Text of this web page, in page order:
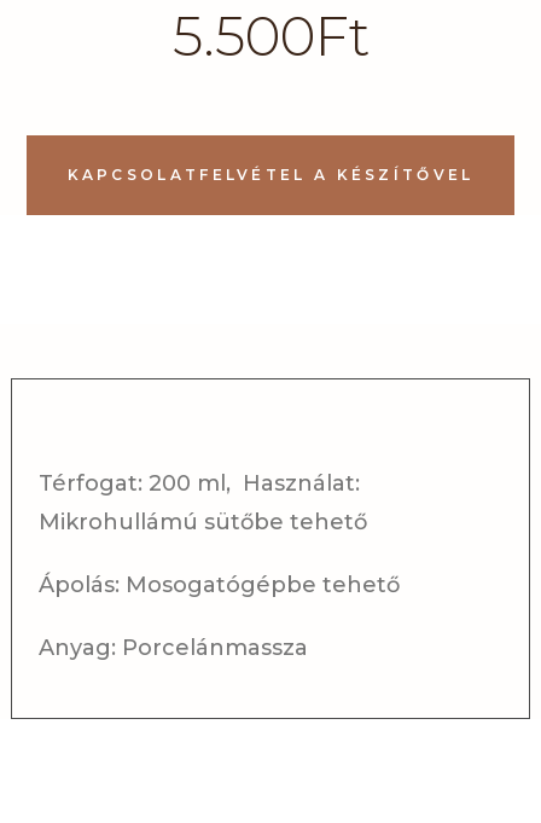
5.500Ft
KAPCSOLATFELVÉTEL A KÉSZÍTŐVEL
Térfogat: 200 ml, Használat:
Mikrohullámú sütőbe tehető
Ápolás: Mosogatógépbe tehető
Anyag: Porcelánmassza